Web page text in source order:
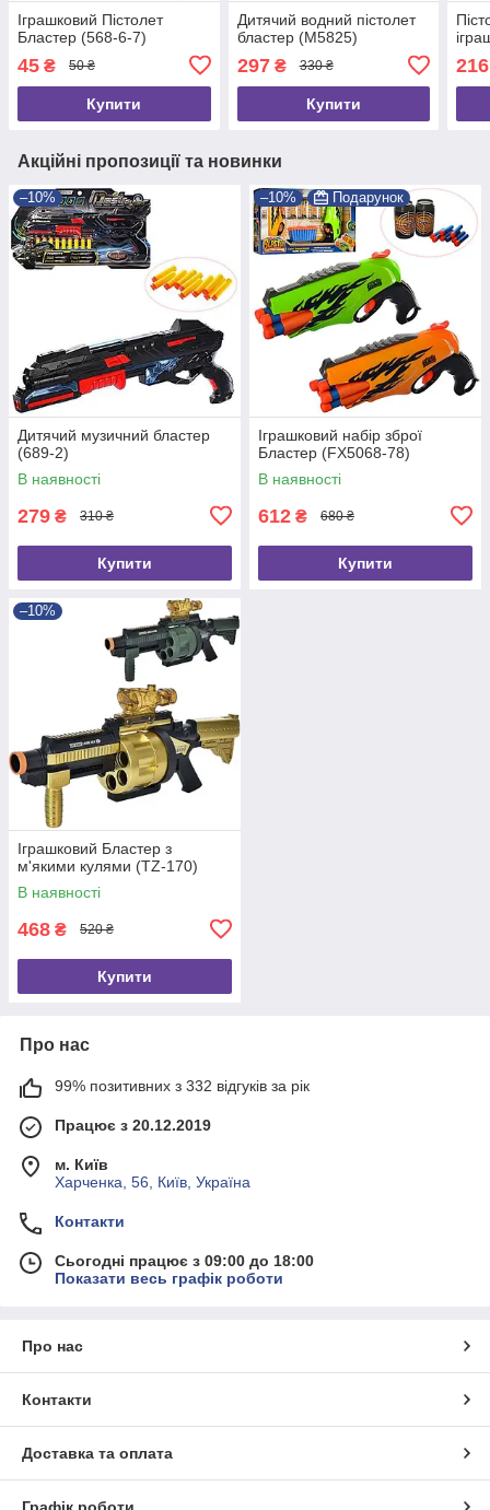
Іграшковий Пістолет
Бластер (568-6-7)
45 ₴ 50 ₴
Купити
Дитячий водний пістолет
бластер (M5825)
297₴ 330 ₴
Купити
216
Акційні пропозиції та новинки
–10%
Дитячий музичний бластер
(689-2)
В наявності
279 ₴ 310 ₴
Купити
–10% Подарунок
Іграшковий набір зброї
Бластер (FX5068-78)
В наявності
612 ₴ 680 ₴
Купити
–10%
Іграшковий Бластер з
м'якими кулями (TZ-170)
В наявності
468 ₴ 520 ₴
Купити
Про нас
99% позитивних з 332 відгуків за рік
Працює з 20.12.2019
м. Київ
Харченка, 56, Київ, Україна
Контакти
Сьогодні працює з 09:00 до 18:00
Показати весь графік роботи
Про нас
Контакти
Доставка та оплата